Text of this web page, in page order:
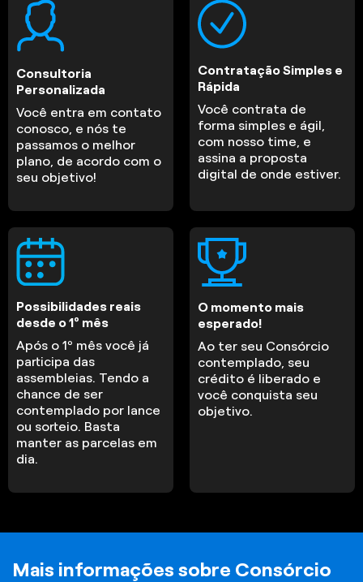
Consultoria
Personalizada
Você entra em contato
conosco, e nós te
passamos o melhor
plano, de acordo com o
seu objetivo!
Contratação Simples e
Rápida
Você contrata de
forma simples e ágil,
com nosso time, e
assina a proposta
digital de onde estiver.
Possibilidades reais
desde o 1º mês
Após o 1º mês você já
participa das
assembleias. Tendo a
chance de ser
contemplado por lance
ou sorteio. Basta
manter as parcelas em
dia.
O momento mais
esperado!
Ao ter seu Consórcio
contemplado, seu
crédito é liberado e
você conquista seu
objetivo.
Mais informações sobre Consórcio